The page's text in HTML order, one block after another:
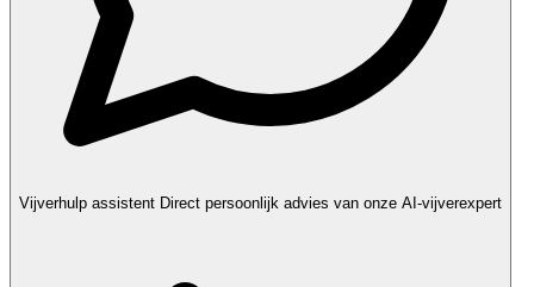
Vijverhulp assistent Direct persoonlijk advies van onze AI-vijverexpert